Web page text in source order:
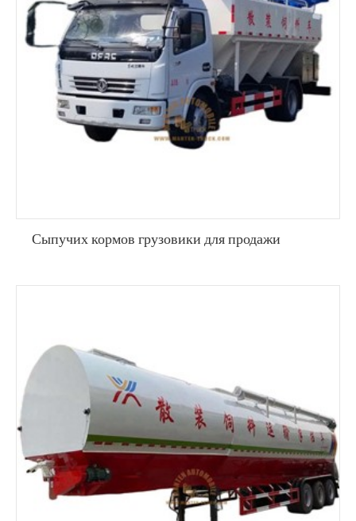
Сыпучих кормов грузовики для продажи